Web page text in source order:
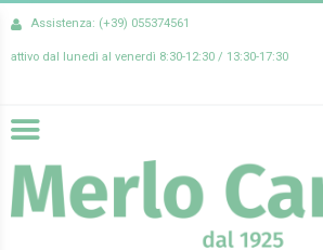
Assistenza: (+39) 055374561
attivo dal lunedì al venerdì 8:30-12:30 / 13:30-17:30